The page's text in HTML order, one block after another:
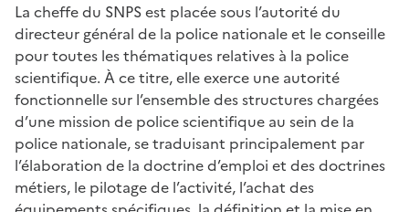
La cheffe du SNPS est placée sous l’autorité du
directeur général de la police nationale et le conseille
pour toutes les thématiques relatives à la police
scientifique. À ce titre, elle exerce une autorité
fonctionnelle sur l’ensemble des structures chargées
d’une mission de police scientifique au sein de la
police nationale, se traduisant principalement par
l’élaboration de la doctrine d’emploi et des doctrines
métiers, le pilotage de l’activité, l’achat des